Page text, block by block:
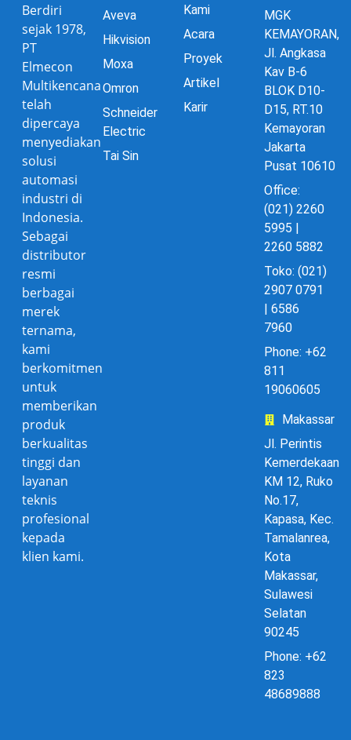
Berdiri
sejak 1978,
PT
Elmecon
Multikencana
telah
dipercaya
menyediakan
solusi
automasi
industri di
Indonesia.
Sebagai
distributor
resmi
berbagai
merek
ternama,
kami
berkomitmen
untuk
memberikan
produk
berkualitas
tinggi dan
layanan
teknis
profesional
kepada
klien kami.
Aveva
Hikvision
Moxa
Omron
Schneider
Electric
Tai Sin
Kami
Acara
Proyek
Artikel
Karir
MGK
KEMAYORAN,
Jl. Angkasa
Kav B-6
BLOK D10-
D15, RT.10
Kemayoran
Jakarta
Pusat 10610
Office:
(021) 2260
5995 |
2260 5882
Toko: (021)
2907 0791
| 6586
7960
Phone: +62
811
19060605
Makassar
Jl. Perintis
Kemerdekaan
KM 12, Ruko
No.17,
Kapasa, Kec.
Tamalanrea,
Kota
Makassar,
Sulawesi
Selatan
90245
Phone: +62
823
48689888